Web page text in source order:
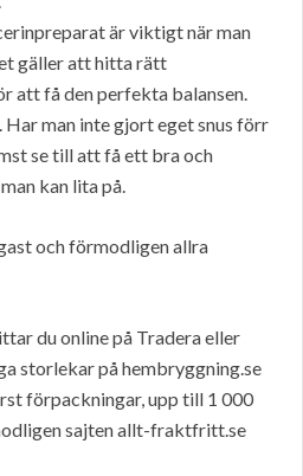
är viktigt när man
gäller att hitta rätt
att få den perfekta balansen.
Har man inte gjort eget snus förr
se till att få ett bra och
kan lita på.
och förmodligen allra
du online på Tradera eller
storlekar på hembryggning.se
förpackningar, upp till 1 000
sajten allt-fraktfritt.se